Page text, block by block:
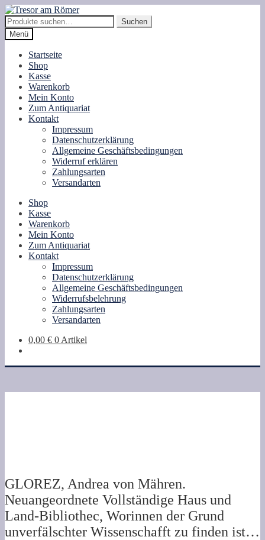
Zur
Navigation
springen
Zum
Inhalt
springen
Suche
nach:
Suchen
Menü
Startseite
Shop
Kasse
Warenkorb
Mein Konto
Zum Antiquariat
Kontakt
Impressum
Datenschutzerklärung
Allgemeine Geschäftsbedingungen
Widerruf erklären
Zahlungsarten
Versandarten
Shop
Kasse
Warenkorb
Mein Konto
Zum Antiquariat
Kontakt
Impressum
Datenschutzerklärung
Allgemeine Geschäftsbedingungen
Widerrufsbelehrung
Zahlungsarten
Versandarten
0,00 € 0 Artikel
GLOREZ, Andrea von Mähren.
Neuangeordnete Vollständige Haus und
Land-Bibliothec, Worinnen der Grund
unverfälschter Wissenschafft zu finden ist…